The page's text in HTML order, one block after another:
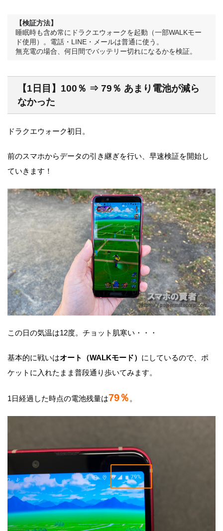
【検証方法】
睡眠時も含め常にドラクエウォークを起動（一部WALKモー
ド使用）。電話・LINE・メールは普通に使う。
無充電の場合、何日間でバッテリー切れになるかを検証。
【1日目】100％ ⇒ 79％ あまり電池が減ら
なかった
ドラクエウォーク初日。
前のスマホからデータの引き継ぎを行い、早速検証を開始し
ていきます！
この日の気温は12度。チョット肌寒い・・・
基本的に戦いはオート（WALKモード） にしているので、ポ
ケットに入れたまま普段通り歩いてみます。
1日経過した時点の電池残量は79％ 。